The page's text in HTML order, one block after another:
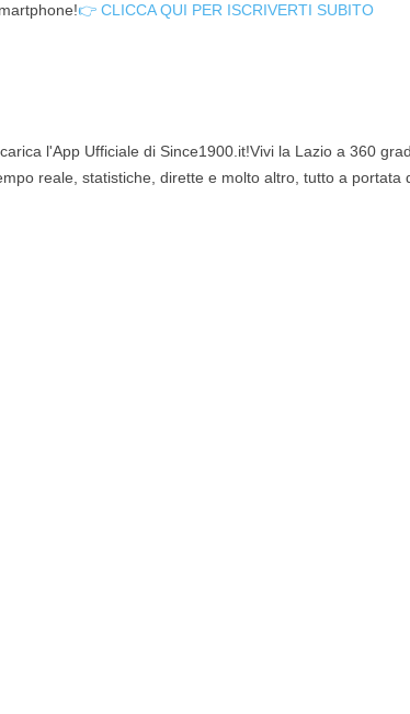
👉 CLICCA QUI PER ISCRIVERTI SUBITO
l'App Ufficiale di Since1900.it!Vivi la Lazio a 360
reale, statistiche, dirette e molto altro, tutto a portata